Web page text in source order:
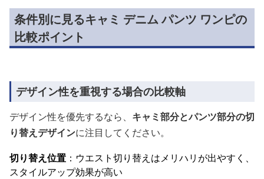
条件別に見るキャミ デニム パンツ ワンピの
比較ポイント
デザイン性を重視する場合の比較軸
デザイン性を優先するなら、 キャミ部分とパンツ部分の切
り替えデザインに注目してください。
切り替え位置 ：ウエスト切り替えはメリハリが出やすく、
スタイルアップ効果が高い